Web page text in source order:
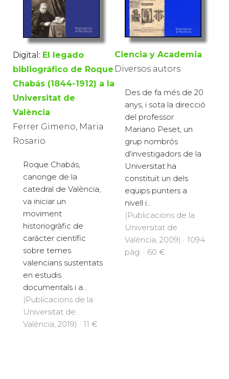
Digital: El legado
bibliográfico de Roque
Chabás (1844-1912) a la
Universitat de
València
Ferrer Gimeno, Maria
Rosario
Roque Chabás,
canonge de la
catedral de València,
va iniciar un
moviment
historiogràfic de
caràcter científic
sobre temes
valencians sustentats
en estudis
documentals i a...
(Publicacions de la
Universitat de
València, 2019) · 11 €
Ciencia y Academia
Diversos autors
Des de fa més de 20
anys, i sota la direcció
del professor
Mariano Peset, un
grup nombrós
d'investigadors de la
Universitat ha
constituït un dels
equips punters a
nivell i...
(Publicacions de la
Universitat de
València, 2009) · 1094
pàg. · 60 €